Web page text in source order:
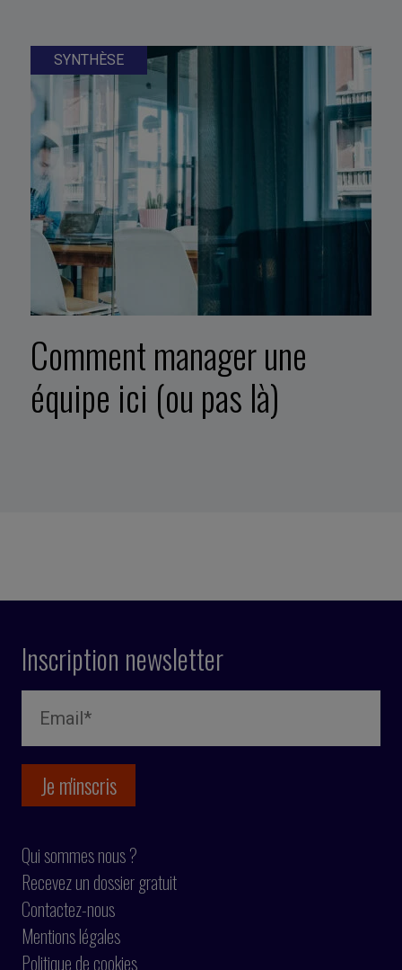
SYNTHÈSE
Comment manager une
équipe ici (ou pas là)
Inscription newsletter
Qui sommes nous ?
Recevez un dossier gratuit
Contactez-nous
Mentions légales
Politique de cookies